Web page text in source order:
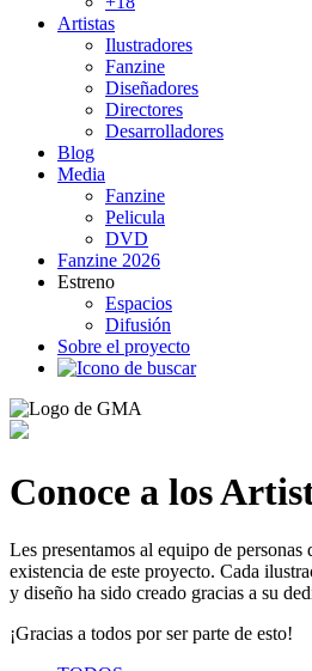
Artistas
Ilustradores
Fanzine
Diseñadores
Directores
Desarrolladores
Blog
Media
Fanzine
Pelicula
DVD
Fanzine 2026
Estreno
Espacios
Difusión
Sobre el proyecto
Conoce a los
Les presentamos al equipo de personas
existencia de este proyecto. Cada
y diseño ha sido creado gracias a su
¡Gracias a todos por ser parte de esto!